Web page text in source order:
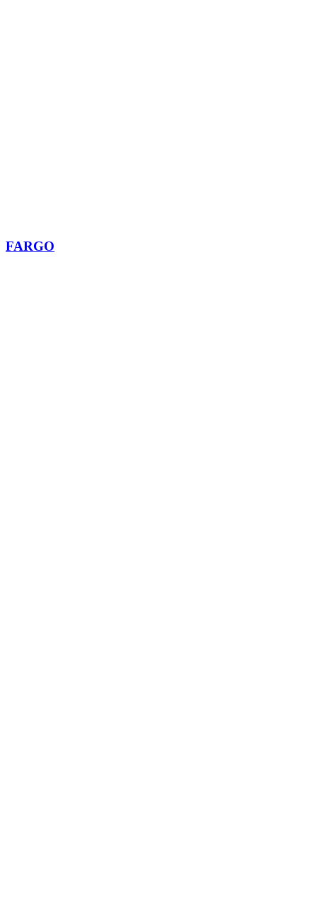
FARGO